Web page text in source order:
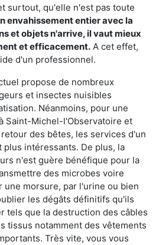
surtout, qu'elle n'est pas toute
envahissement entier avec la
et objets n'arrive, il vaut mieux
et efficacement. A cet effet,
d'un professionnel.
propose de nombreux
et insectes nuisibles
Néanmoins, pour une
Saint-Michel-l'Observatoire et
des bêtes, les services d'un
intéressants. De plus, la
n'est guère bénéfique pour la
des microbes voire
une morsure, par l'urine ou bien
les dégâts définitifs qu'ils
tels que la destruction des câbles
tissus notamment des vêtements
Très vite, vous vous